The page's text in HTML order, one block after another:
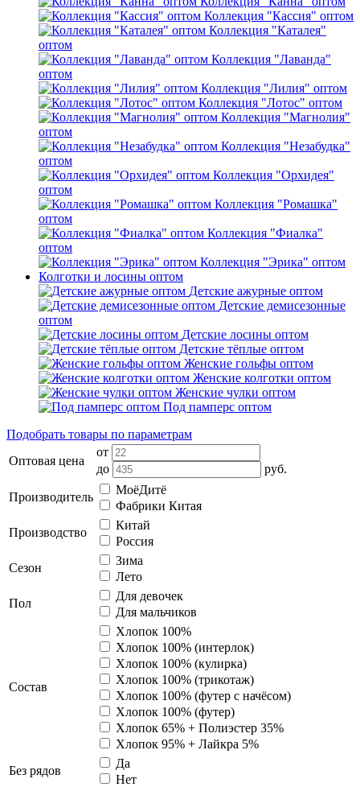
Коллекция "Кассия" оптом
Коллекция "Каталея"
оптом
Коллекция "Лаванда"
оптом
Коллекция "Лилия" оптом
Коллекция "Лотос" оптом
Коллекция "Магнолия"
оптом
Коллекция "Незабудка"
оптом
Коллекция "Орхидея"
оптом
Коллекция "Ромашка"
оптом
Коллекция "Фиалка"
оптом
Коллекция "Эрика" оптом
Колготки и лосины оптом
Детские ажурные оптом
Детские демисезонные
оптом
Детские лосины оптом
Детские тёплые оптом
Женские гольфы оптом
Женские колготки оптом
Женские чулки оптом
Под памперс оптом
Подобрать товары по параметрам
Оптовая цена
от
до
руб.
Производитель
МоёДитё
Фабрики Китая
Производство
Китай
Россия
Сезон
Зима
Лето
Пол
Для девочек
Для мальчиков
Состав
Хлопок 100%
Хлопок 100% (интерлок)
Хлопок 100% (кулирка)
Хлопок 100% (трикотаж)
Хлопок 100% (футер с начёсом)
Хлопок 100% (футер)
Хлопок 65% + Полиэстер 35%
Хлопок 95% + Лайкра 5%
Без рядов
Да
Нет